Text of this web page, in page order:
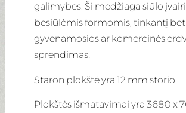
galimybes. Ši medžiaga siūlo
besiūlėmis formomis, tinkantį
gyvenamosios ar komercinės
sprendimas!
Staron plokštė yra 12 mm storio.
Plokštės išmatavimai yra 3680 x